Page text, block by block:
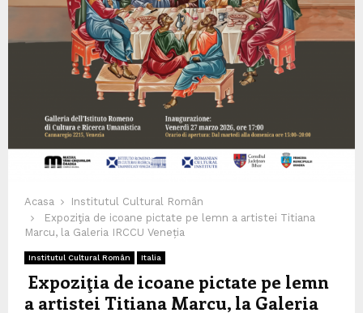
Acasa
Institutul Cultural Român
Expoziţia de icoane pictate pe lemn a artistei Titiana
Marcu, la Galeria IRCCU Veneția
Institutul Cultural Român Italia
Expoziţia de icoane pictate pe lemn
a artistei Titiana Marcu, la Galeria